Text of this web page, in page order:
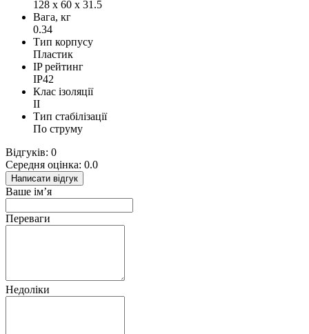
128 x 60 x 31.5
Вага, кг
0.34
Тип корпусу
Пластик
IP рейтинг
IP42
Клас ізоляції
II
Тип стабілізації
По струму
Відгуків: 0
Середня оцінка: 0.0
Написати відгук
Ваше ім’я
Переваги
Недоліки